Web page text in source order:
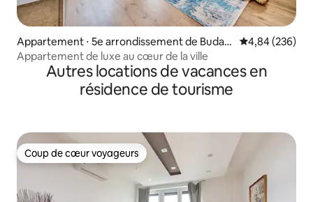
Appartement ⋅ 5e arrondissement de Budap
est
Évaluation
4,84 (236)
Appartement de luxe au cœur de la ville
Autres locations de vacances en
résidence de tourisme
Coup de cœur voyageurs
Coup de cœur voyageurs